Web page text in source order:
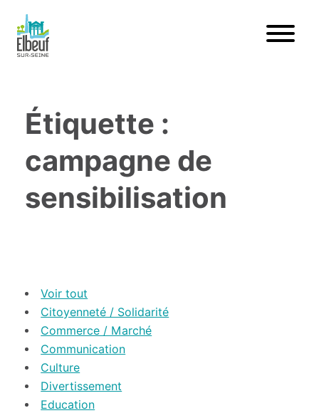
Étiquette :
campagne de
sensibilisation
Voir tout
Citoyenneté / Solidarité
Commerce / Marché
Communication
Culture
Divertissement
Education